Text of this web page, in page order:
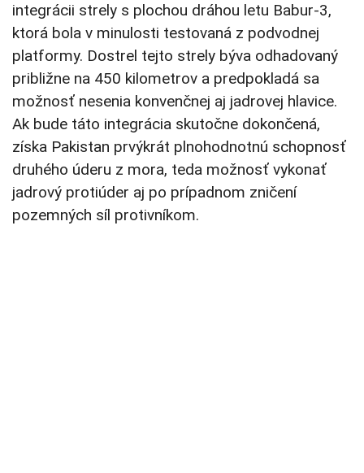
integrácii strely s plochou dráhou letu Babur-3,
ktorá bola v minulosti testovaná z podvodnej
platformy. Dostrel tejto strely býva odhadovaný
približne na 450 kilometrov a predpokladá sa
možnosť nesenia konvenčnej aj jadrovej hlavice.
Ak bude táto integrácia skutočne dokončená,
získa Pakistan prvýkrát plnohodnotnú schopnosť
druhého úderu z mora, teda možnosť vykonať
jadrový protiúder aj po prípadnom zničení
pozemných síl protivníkom.